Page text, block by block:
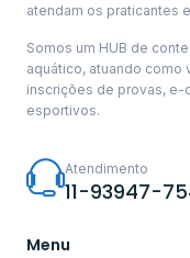
atendam os praticantes
Somos um HUB de
aquático, atuando como
inscrições de provas,
esportivos.
Atendimento
11-93947-
Menu